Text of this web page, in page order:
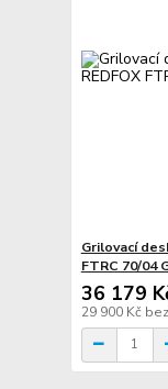
Grilovací
FTRC 70/04
36 179
29 900 Kč